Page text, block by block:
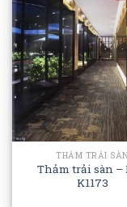
THẢM TRẢI
Thảm trải sàn –
K1173